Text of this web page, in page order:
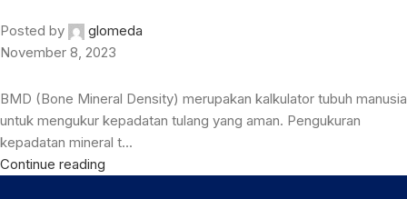
Posted by
glomeda
November 8, 2023
BMD (Bone Mineral Density) merupakan kalkulator tubuh manusia
untuk mengukur kepadatan tulang yang aman. Pengukuran
kepadatan mineral t...
Continue reading